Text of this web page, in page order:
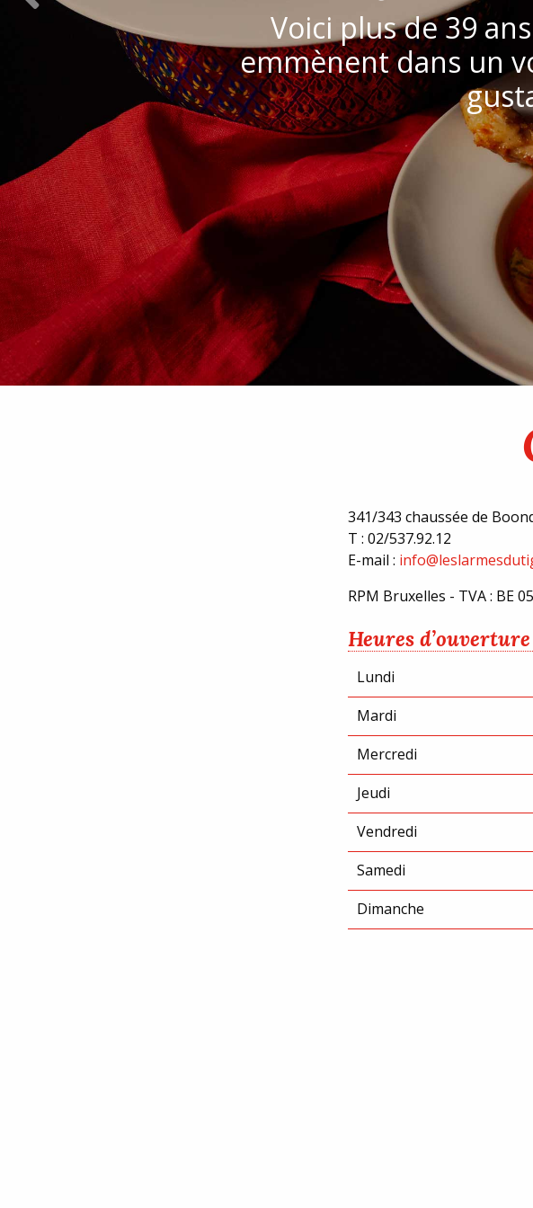
Voici plus de 39
emmènent dans un
341/343 chaussée de
T : 02/537.92.12
E-mail :
RPM Bruxelles - TVA : BE
Heures d’ouverture
Lundi
Mardi
Mercredi
Jeudi
Vendredi
Samedi
Dimanche